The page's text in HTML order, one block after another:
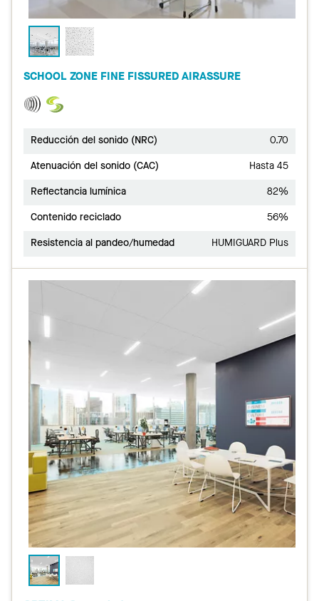
SCHOOL ZONE FINE FISSURED AIRASSURE
Reducción del sonido (NRC)
0.70
Atenuación del sonido (CAC)
Hasta 45
Reflectancia lumínica
82%
Contenido reciclado
56%
Resistencia al pandeo/humedad
HUMIGUARD Plus